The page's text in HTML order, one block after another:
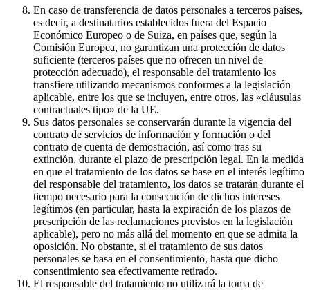
En caso de transferencia de datos personales a terceros países,
es decir, a destinatarios establecidos fuera del Espacio
Económico Europeo o de Suiza, en países que, según la
Comisión Europea, no garantizan una protección de datos
suficiente (terceros países que no ofrecen un nivel de
protección adecuado), el responsable del tratamiento los
transfiere utilizando mecanismos conformes a la legislación
aplicable, entre los que se incluyen, entre otros, las «cláusulas
contractuales tipo» de la UE.
Sus datos personales se conservarán durante la vigencia del
contrato de servicios de información y formación o del
contrato de cuenta de demostración, así como tras su
extinción, durante el plazo de prescripción legal. En la medida
en que el tratamiento de los datos se base en el interés legítimo
del responsable del tratamiento, los datos se tratarán durante el
tiempo necesario para la consecución de dichos intereses
legítimos (en particular, hasta la expiración de los plazos de
prescripción de las reclamaciones previstos en la legislación
aplicable), pero no más allá del momento en que se admita la
oposición. No obstante, si el tratamiento de sus datos
personales se basa en el consentimiento, hasta que dicho
consentimiento sea efectivamente retirado.
El responsable del tratamiento no utilizará la toma de